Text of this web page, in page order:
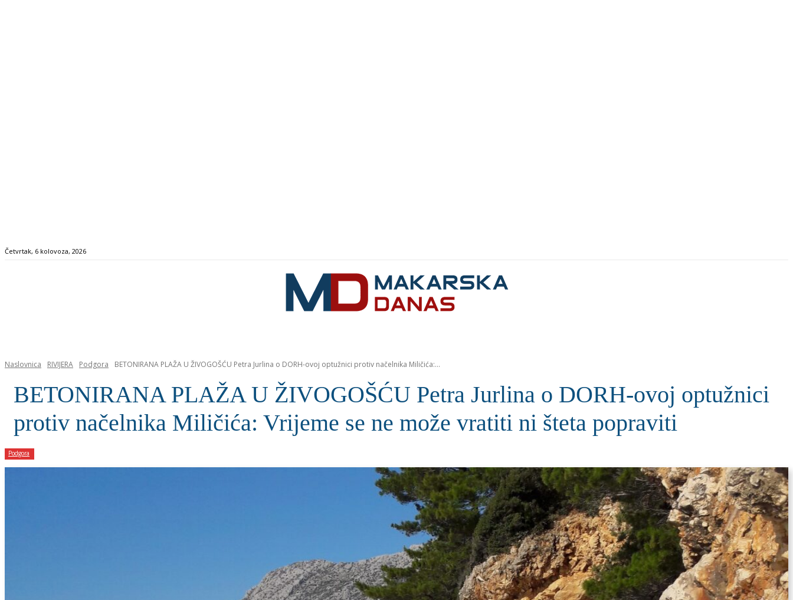
Četvrtak, 6 kolovoza, 2026
Naslovnica RIVIJERA Podgora BETONIRANA PLAŽA U ŽIVOGOŠĆU Petra Jurlina o DORH-ovoj optužnici protiv načelnika Miličića:...
BETONIRANA PLAŽA U ŽIVOGOŠĆU Petra Jurlina o DORH-ovoj optužnici
protiv načelnika Miličića: Vrijeme se ne može vratiti ni šteta popraviti
Podgora